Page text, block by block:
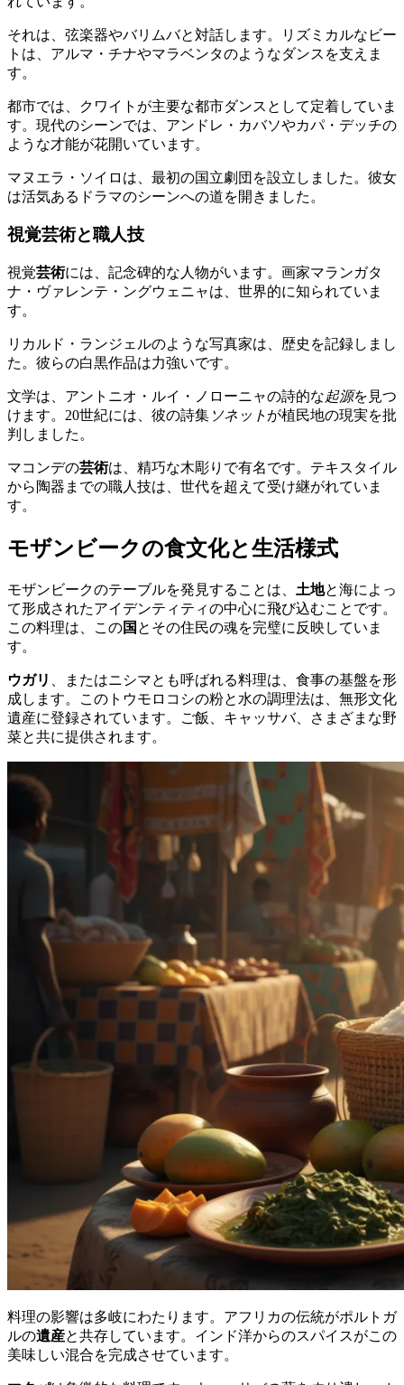
それは、弦楽器やバリムバと対話します。リズミカルなビー
トは、アルマ・チナやマラベンタのようなダンスを支えま
す。
都市では、クワイトが主要な都市ダンスとして定着していま
す。現代のシーンでは、アンドレ・カバソやカパ・デッチの
ような才能が花開いています。
マヌエラ・ソイロは、最初の国立劇団を設立しました。彼女
は活気あるドラマのシーンへの道を開きました。
視覚芸術と職人技
視覚芸術には、記念碑的な人物がいます。画家マランガタ
ナ・ヴァレンテ・ングウェニャは、世界的に知られていま
す。
リカルド・ランジェルのような写真家は、歴史を記録しまし
た。彼らの白黒作品は力強いです。
文学は、アントニオ・ルイ・ノローニャの詩的な起源を見つ
けます。20世紀には、彼の詩集 ソネット が植民地の現実を批
判しました。
マコンデの芸術は、精巧な木彫りで有名です。テキスタイル
から陶器までの職人技は、世代を超えて受け継がれていま
す。
モザンビークの食文化と生活様式
モザンビークのテーブルを発見することは、 土地と海によっ
て形成されたアイデンティティの中心に飛び込むことです。
この料理は、この国 とその住民の魂を完璧に反映していま
す。
ウガリ
、またはニシマとも呼ばれる料理は、食事の基盤を形
成します。このトウモロコシの粉と水の調理法は、無形文化
遺産に登録されています。ご飯、キャッサバ、さまざまな野
菜と共に提供されます。
料理の影響は多岐にわたります。アフリカの伝統がポルトガ
ルの遺産と共存しています。インド洋からのスパイスがこの
美味しい混合を完成させています。